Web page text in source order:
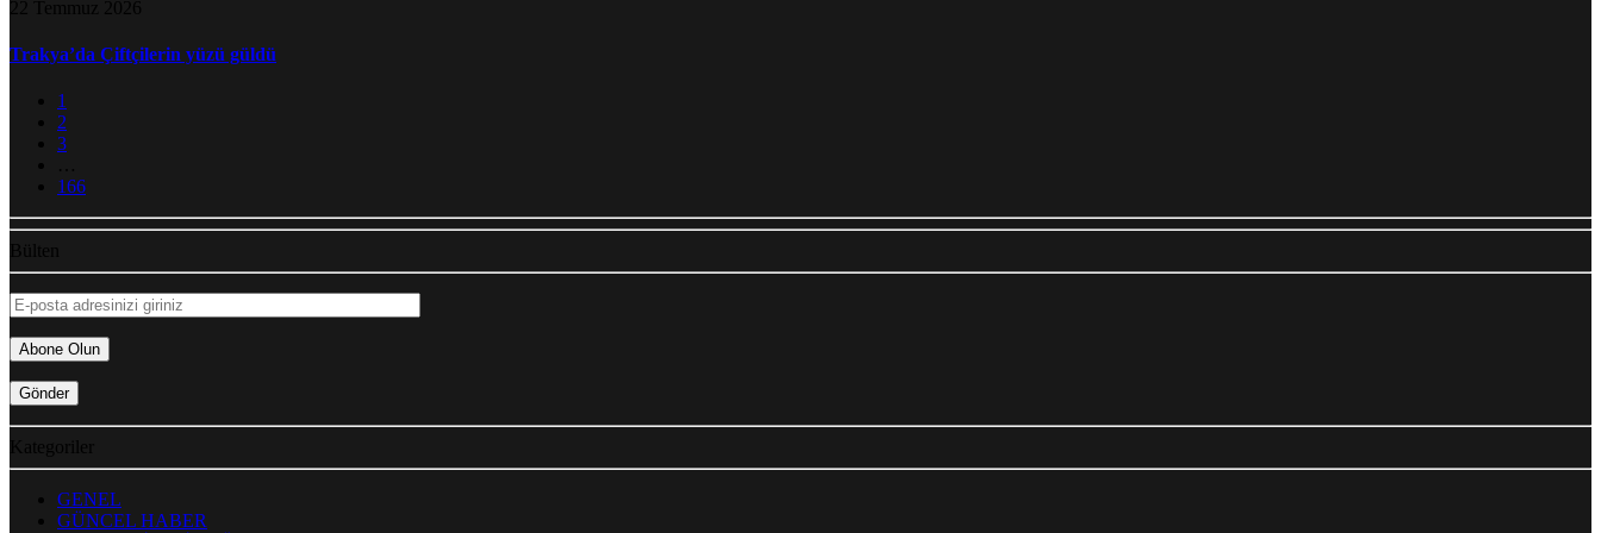
22 Temmuz 2026
Trakya’da Çiftçilerin yüzü güldü
1
2
3
166
Bülten
Kategoriler
GENEL
GÜNCEL HABER